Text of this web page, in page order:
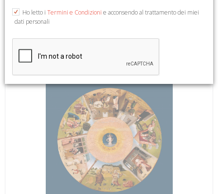
14,5x19,5.
Ho letto i Termini e Condizioni e acconsendo al trattamento dei miei
dati personali